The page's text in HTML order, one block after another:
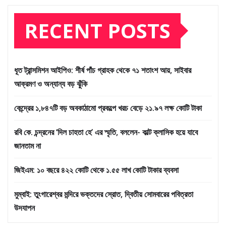
RECENT POSTS
ধূত ট্রান্সমিশন আইপিও: শীর্ষ পাঁচ গ্রাহক থেকে ৭১ শতাংশ আয়, সাইবার
আক্রমণ ও অন্যান্য বড় ঝুঁকি
কেন্দ্রের ১,৮৪৭টি বড় অবকাঠামো প্রকল্পে খরচ বেড়ে ২১.৯৭ লক্ষ কোটি টাকা
রবি কে. চন্দ্রনের ‘দিল চাহতা হে’ এর স্মৃতি, বললেন- কাল্ট ক্লাসিক হয়ে যাবে
জানতাম না
জিইএম: ১০ বছরে ৪২২ কোটি থেকে ১.৫৫ লাখ কোটি টাকার ব্যবসা
মুম্বাই: তুংগারেশ্বর মন্দিরে ভক্তদের স্রোত, দ্বিতীয় সোমবারের পবিত্রতা
উদযাপন